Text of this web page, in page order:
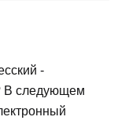
-
В следующем